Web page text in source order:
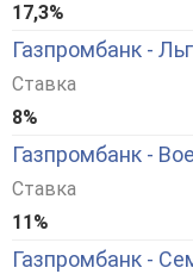
17,3%
Газпромбанк -
Ставка
8%
Газпромбанк -
Ставка
11%
Газпромбанк -